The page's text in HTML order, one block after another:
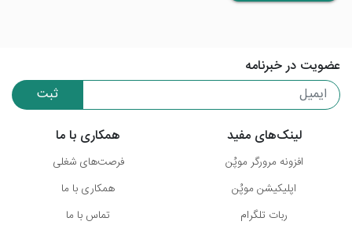
عضویت در خبرنامه
ثبت
لینک‌های مفید
افزونه مرورگر موپُن
اپلیکیشن موپُن
ربات تلگرام
همکاری با ما
فرصت‌های شغلی
همکاری با ما
تماس با ما